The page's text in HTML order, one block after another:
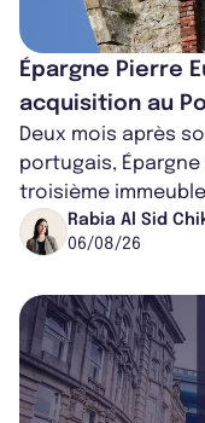
Épargne Pierre
acquisition au
Deux mois après
portugais, Épargne
troisième
dans le centre du
Rabia Al Sid
06/08/26